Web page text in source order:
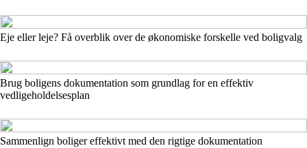
Eje eller leje? Få overblik over de økonomiske forskelle ved boligvalg
Brug boligens dokumentation som grundlag for en effektiv
vedligeholdelsesplan
Sammenlign boliger effektivt med den rigtige dokumentation